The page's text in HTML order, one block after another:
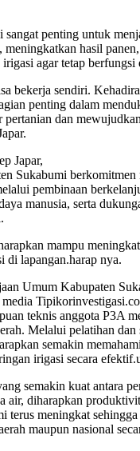
sangat penting untuk
meningkatkan hasil
agar tetap berfungsi
bekerja sendiri.
penting dalam
pertanian dan
Japar,
Sukabumi berkomitmen
pembinaan
manusia, serta
mampu
di lapangan.harap nya.
Umum Kabupaten
teknis anggota P3A
Melalui pelatihan dan
semakin
irigasi secara
semakin kuat antara
air, diharapkan
terus meningkat
maupun nasional